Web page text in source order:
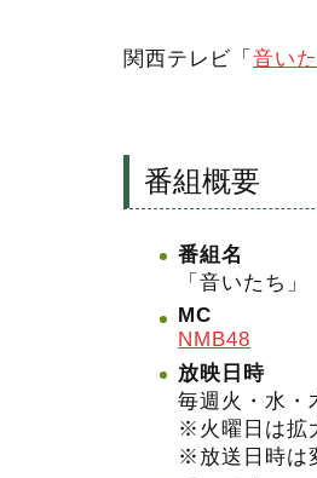
関西テレビ「音い
番組概要
番組名
「音いたち」
MC
NMB48
放映日時
毎週火・水・
※火曜日は拡
※放送日時は